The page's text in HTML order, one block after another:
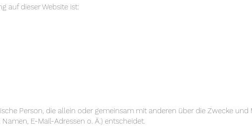
auf dieser Website ist:
Person, die allein oder gemeinsam mit anderen über die Zwecke und
E-Mail-Adressen o. Ä.) entscheidet.